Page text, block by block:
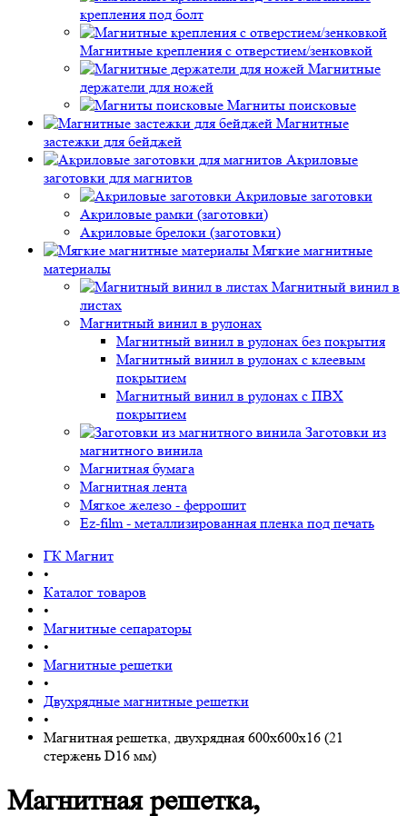
крепления под болт
Магнитные крепления с отверстием/зенковкой
Магнитные
держатели для ножей
Магниты поисковые
Магнитные
застежки для бейджей
Акриловые
заготовки для магнитов
Акриловые заготовки
Акриловые рамки (заготовки)
Акриловые брелоки (заготовки)
Мягкие магнитные
материалы
Магнитный винил в
листах
Магнитный винил в рулонах
Магнитный винил в рулонах без покрытия
Магнитный винил в рулонах с клеевым
покрытием
Магнитный винил в рулонах с ПВХ
покрытием
Заготовки из
магнитного винила
Магнитная бумага
Магнитная лента
Мягкое железо - феррошит
Ez-film - металлизированная пленка под печать
ГК Магнит
•
Каталог товаров
•
Магнитные сепараторы
•
Магнитные решетки
•
Двухрядные магнитные решетки
•
Магнитная решетка, двухрядная 600х600х16 (21
стержень D16 мм)
Магнитная решетка,